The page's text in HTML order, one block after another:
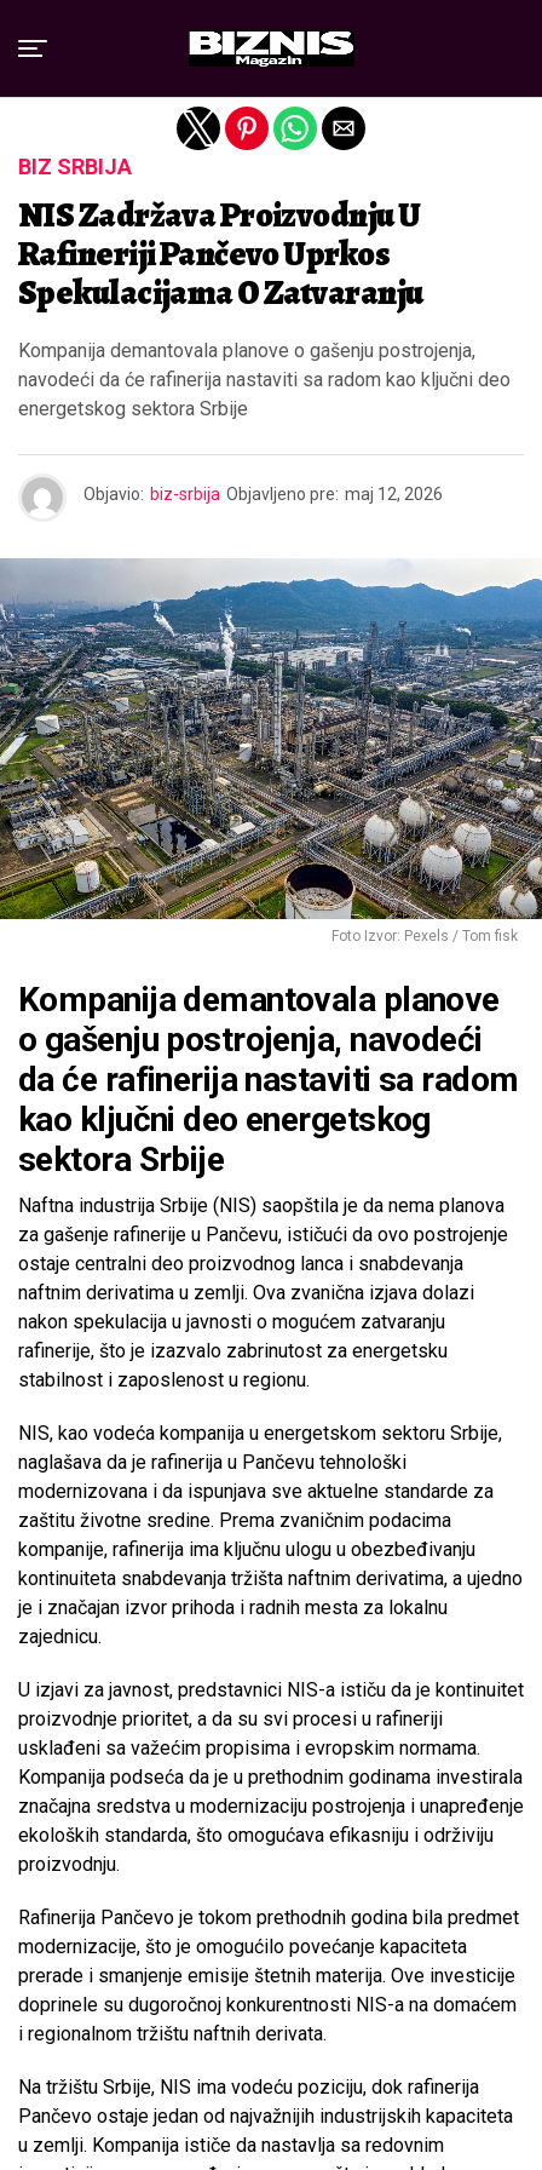
BIZ SRBIJA
NIS Zadržava Proizvodnju U
Rafineriji Pančevo Uprkos
Spekulacijama O Zatvaranju
Kompanija demantovala planove o gašenju postrojenja,
navodeći da će rafinerija nastaviti sa radom kao ključni deo
energetskog sektora Srbije
Objavio: biz-srbija Objavljeno pre: maj 12, 2026
Foto Izvor: Pexels / Tom fisk
Kompanija demantovala planove
o gašenju postrojenja, navodeći
da će rafinerija nastaviti sa radom
kao ključni deo energetskog
sektora Srbije
Naftna industrija Srbije (NIS) saopštila je da nema planova
za gašenje rafinerije u Pančevu, ističući da ovo postrojenje
ostaje centralni deo proizvodnog lanca i snabdevanja
naftnim derivatima u zemlji. Ova zvanična izjava dolazi
nakon spekulacija u javnosti o mogućem zatvaranju
rafinerije, što je izazvalo zabrinutost za energetsku
stabilnost i zaposlenost u regionu.
NIS, kao vodeća kompanija u energetskom sektoru Srbije,
naglašava da je rafinerija u Pančevu tehnološki
modernizovana i da ispunjava sve aktuelne standarde za
zaštitu životne sredine. Prema zvaničnim podacima
kompanije, rafinerija ima ključnu ulogu u obezbeđivanju
kontinuiteta snabdevanja tržišta naftnim derivatima, a ujedno
je i značajan izvor prihoda i radnih mesta za lokalnu
zajednicu.
U izjavi za javnost, predstavnici NIS-a ističu da je kontinuitet
proizvodnje prioritet, a da su svi procesi u rafineriji
usklađeni sa važećim propisima i evropskim normama.
Kompanija podseća da je u prethodnim godinama investirala
značajna sredstva u modernizaciju postrojenja i unapređenje
ekoloških standarda, što omogućava efikasniju i održiviju
proizvodnju.
Rafinerija Pančevo je tokom prethodnih godina bila predmet
modernizacije, što je omogućilo povećanje kapaciteta
prerade i smanjenje emisije štetnih materija. Ove investicije
doprinele su dugoročnoj konkurentnosti NIS-a na domaćem
i regionalnom tržištu naftnih derivata.
Na tržištu Srbije, NIS ima vodeću poziciju, dok rafinerija
Pančevo ostaje jedan od najvažnijih industrijskih kapaciteta
u zemlji. Kompanija ističe da nastavlja sa redovnim
Exit mobile version